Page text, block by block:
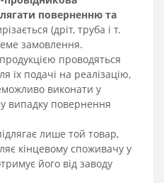
поверненню та
(дріт, труба і т.
замовлення.
проводяться
їх подачі на реалізацію,
виконати у
у випадку повернення
лише той товар,
кінцевому споживачу у
його від заводу